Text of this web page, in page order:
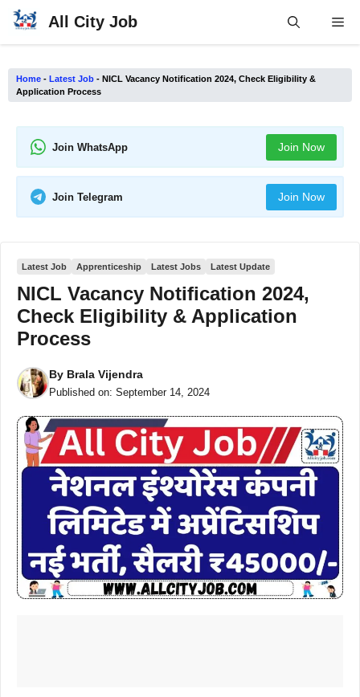
Skip
All City Job
Home - Latest Job - NICL Vacancy Notification 2024, Check Eligibility &
Application Process
Join WhatsApp Join Now
Join Telegram Join Now
Latest Job Apprenticeship Latest Jobs Latest Update
NICL Vacancy Notification 2024,
Check Eligibility & Application
Process
By Brala Vijendra
Published on: September 14, 2024